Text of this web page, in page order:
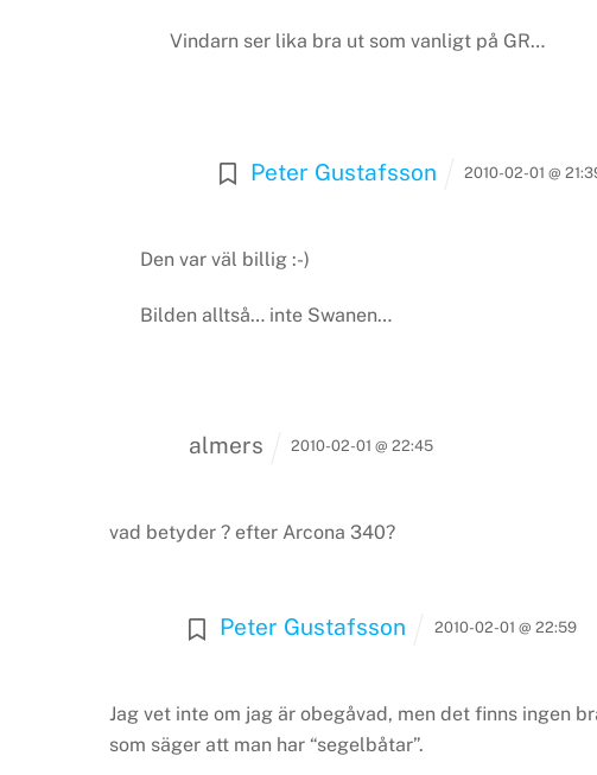
Vindarn ser lika bra ut som vanligt på GR…
Peter Gustafsson 2010-02-01 @
Den var väl billig :-)
Bilden alltså… inte Swanen…
almers 2010-02-01 @ 22:45
vad betyder ? efter Arcona 340?
Peter Gustafsson 2010-02-01 @ 22:59
Jag vet inte om jag är obegåvad, men det finns ingen
som säger att man har “segelbåtar”.